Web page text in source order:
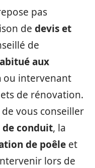
pas
de devis et
de
aux
ou intervenant
de rénovation.
vous conseiller
conduit, la
de poêle et
lors de